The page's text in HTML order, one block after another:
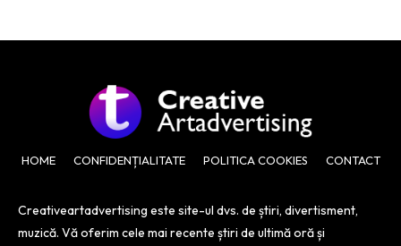
HOME CONFIDENȚIALITATE POLITICA COOKIES CONTACT
Creativeartadvertising este site-ul dvs. de știri, divertisment,
muzică. Vă oferim cele mai recente știri de ultimă oră și